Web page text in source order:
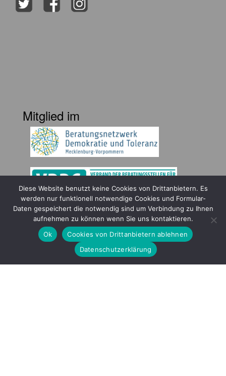
Mitglied im
Gefördert durch
Diese Website benutzt keine Cookies von Drittanbietern. Es
werden nur funktionell notwendige Cookies und Formular-
Daten gespeichert die notwendig sind um Verbindung zu Ihnen
aufnehmen zu können wenn Sie uns kontaktieren.
Ok
Cookies von Drittanbietern ablehnen
Datenschutzerklärung